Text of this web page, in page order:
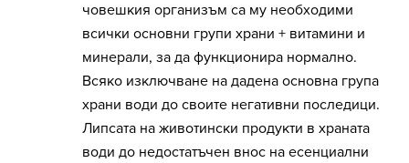
човешкия организъм са му необходими
всички основни групи храни + витамини и
минерали, за да функционира нормално.
Всяко изключване на дадена основна група
храни води до своите негативни последици.
Липсата на животински продукти в храната
води до недостатъчен внос на есенциални